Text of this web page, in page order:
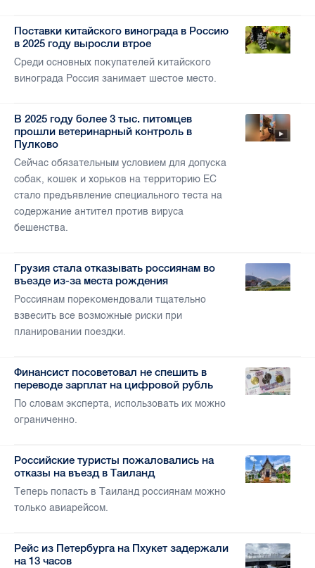
Поставки китайского винограда в Россию
в 2025 году выросли втрое
Среди основных покупателей китайского
винограда Россия занимает шестое место.
В 2025 году более 3 тыс. питомцев
прошли ветеринарный контроль в
Пулково
Сейчас обязательным условием для допуска
собак, кошек и хорьков на территорию ЕС
стало предъявление специального теста на
содержание антител против вируса
бешенства.
Грузия стала отказывать россиянам во
въезде из-за места рождения
Россиянам порекомендовали тщательно
взвесить все возможные риски при
планировании поездки.
Финансист посоветовал не спешить в
переводе зарплат на цифровой рубль
По словам эксперта, использовать их можно
ограниченно.
Российские туристы пожаловались на
отказы на въезд в Таиланд
Теперь попасть в Таиланд россиянам можно
только авиарейсом.
Рейс из Петербурга на Пхукет задержали
на 13 часов